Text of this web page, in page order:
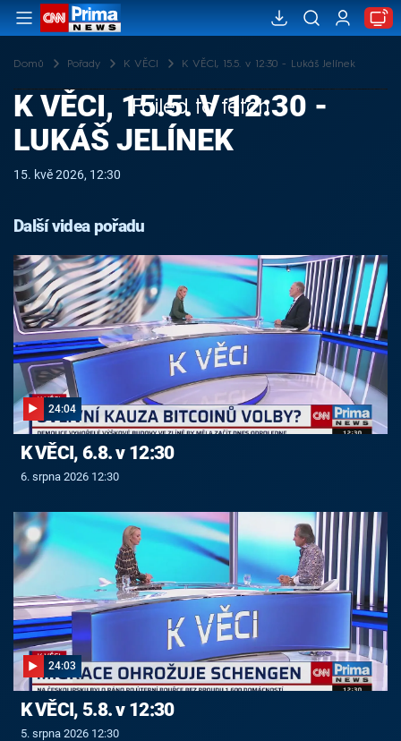
Domů Pořady K VĚCI K VĚCI, 15.5. v 12:30 - Lukáš Jelínek
Failed to fetch
K VĚCI, 15.5. V 12:30 -
LUKÁŠ JELÍNEK
15. kvě 2026, 12:30
Další videa pořadu
24:04
K VĚCI, 6.8. v 12:30
6. srpna 2026 12:30
24:03
K VĚCI, 5.8. v 12:30
5. srpna 2026 12:30